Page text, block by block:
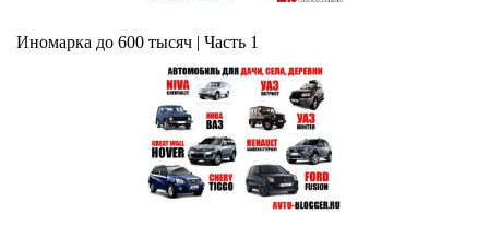
Иномарка до 600 тысяч | Часть 1